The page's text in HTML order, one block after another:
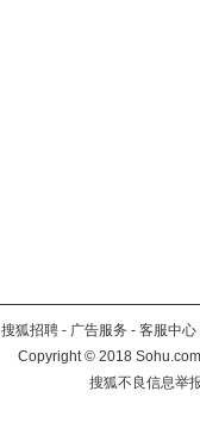
搜狐招聘 - 广告服务 - 客服中心
Copyright©2018
搜狐不良信息举